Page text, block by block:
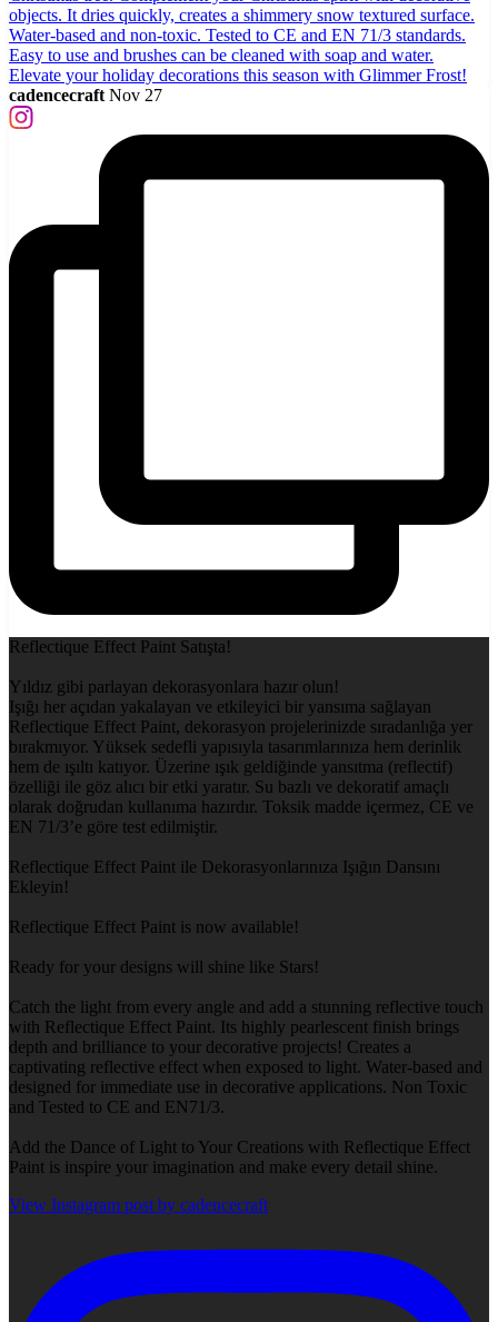
cadencecraft Nov 27
Reflectique Effect Paint Satışta!
Yıldız gibi parlayan dekorasyonlara hazır olun!
Işığı her açıdan yakalayan ve etkileyici bir yansıma sağlayan
Reflectique Effect Paint, dekorasyon projelerinizde sıradanlığa yer
bırakmıyor. Yüksek sedefli yapısıyla tasarımlarınıza hem derinlik
hem de ışıltı katıyor. Üzerine ışık geldiğinde yansıtma (reflectif)
özelliği ile göz alıcı bir etki yaratır. Su bazlı ve dekoratif amaçlı
olarak doğrudan kullanıma hazırdır. Toksik madde içermez, CE ve
EN 71/3’e göre test edilmiştir.
Reflectique Effect Paint ile Dekorasyonlarınıza Işığın Dansını
Ekleyin!
Reflectique Effect Paint is now available!
Ready for your designs will shine like Stars!
Catch the light from every angle and add a stunning reflective touch
with Reflectique Effect Paint. Its highly pearlescent finish brings
depth and brilliance to your decorative projects! Creates a
captivating reflective effect when exposed to light. Water-based and
designed for immediate use in decorative applications. Non Toxic
and Tested to CE and EN71/3.
Add the Dance of Light to Your Creations with Reflectique Effect
Paint is inspire your imagination and make every detail shine.
View Instagram post by cadencecraft